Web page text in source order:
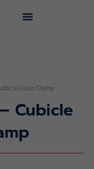
Glass Clamp
Cubicle